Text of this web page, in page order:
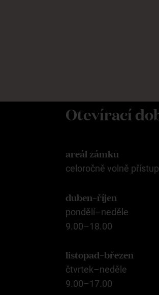
Otevírací
areál zámku
celoročně volně
duben–říjen
pondělí–neděle
9.00–18.00
listopad–březen
čtvrtek–neděle
9.00–17.00